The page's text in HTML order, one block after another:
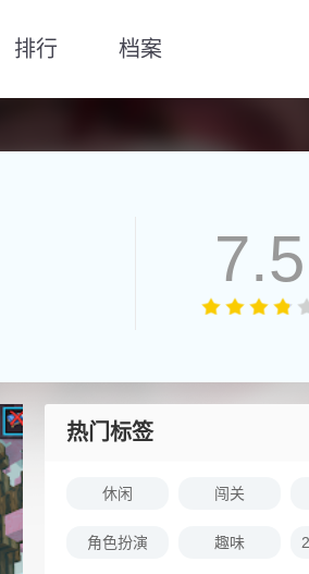
排行 档案
7.5
热门标签
休闲 闯关
角色扮演 趣味